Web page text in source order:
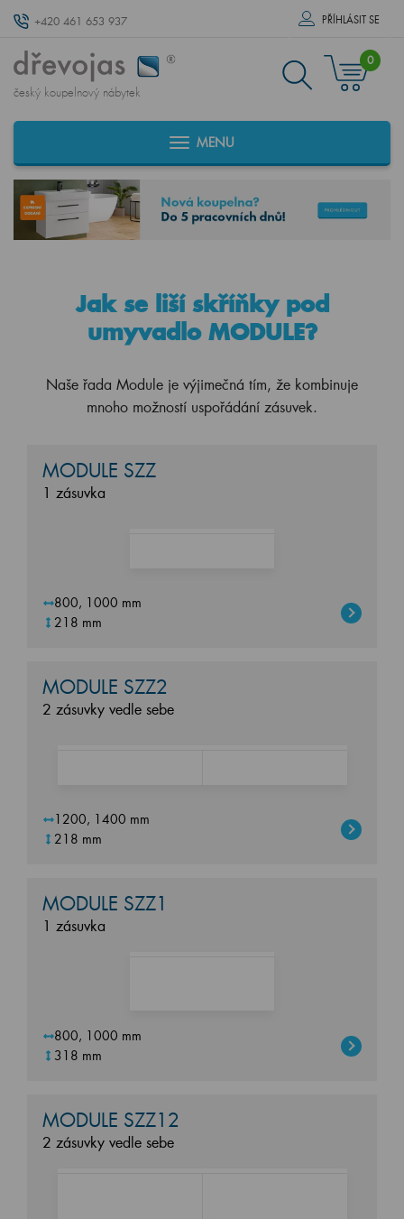
+420 461 653 937 PŘÍHLÁSIT SE
český koupelnový nábytek
0
MENU
Jak se liší skříňky pod
umyvadlo MODULE?
Naše řada Module je výjimečná tím, že kombinuje
mnoho možností uspořádání zásuvek.
MODULE SZZ
1 zásuvka
800, 1000 mm
218 mm
MODULE SZZ2
2 zásuvky vedle sebe
1200, 1400 mm
218 mm
MODULE SZZ1
1 zásuvka
800, 1000 mm
318 mm
MODULE SZZ12
2 zásuvky vedle sebe